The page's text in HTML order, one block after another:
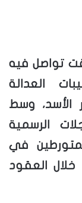
تواصل فيه
العدالة
الأسد، وسط
الرسمية
في
خلال العقود